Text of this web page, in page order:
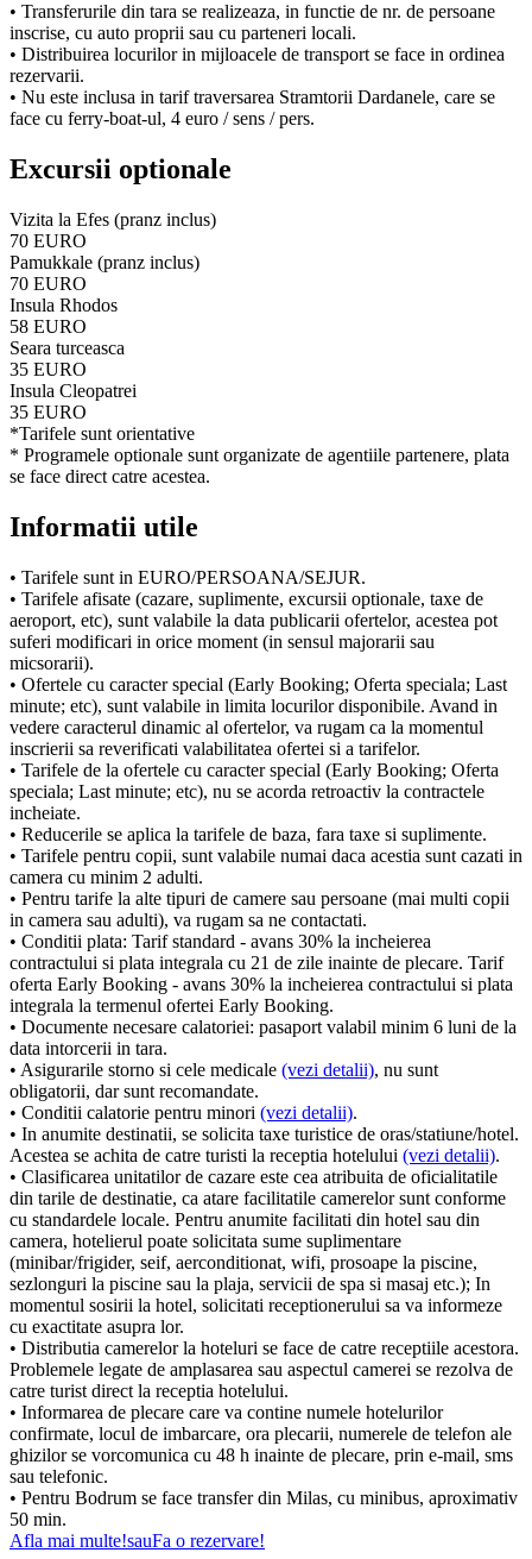
• Transferurile din tara se realizeaza, in functie de nr. de persoane
inscrise, cu auto proprii sau cu parteneri locali.
• Distribuirea locurilor in mijloacele de transport se face in ordinea
rezervarii.
• Nu este inclusa in tarif traversarea Stramtorii Dardanele, care se
face cu ferry-boat-ul, 4 euro / sens / pers.
Excursii optionale
Vizita la Efes (pranz inclus)
70 EURO
Pamukkale (pranz inclus)
70 EURO
Insula Rhodos
58 EURO
Seara turceasca
35 EURO
Insula Cleopatrei
35 EURO
*Tarifele sunt orientative
* Programele optionale sunt organizate de agentiile partenere, plata
se face direct catre acestea.
Informatii utile
• Tarifele sunt in EURO/PERSOANA/SEJUR.
• Tarifele afisate (cazare, suplimente, excursii optionale, taxe de
aeroport, etc), sunt valabile la data publicarii ofertelor, acestea pot
suferi modificari in orice moment (in sensul majorarii sau
micsorarii).
• Ofertele cu caracter special (Early Booking; Oferta speciala; Last
minute; etc), sunt valabile in limita locurilor disponibile. Avand in
vedere caracterul dinamic al ofertelor, va rugam ca la momentul
inscrierii sa reverificati valabilitatea ofertei si a tarifelor.
• Tarifele de la ofertele cu caracter special (Early Booking; Oferta
speciala; Last minute; etc), nu se acorda retroactiv la contractele
incheiate.
• Reducerile se aplica la tarifele de baza, fara taxe si suplimente.
• Tarifele pentru copii, sunt valabile numai daca acestia sunt cazati in
camera cu minim 2 adulti.
• Pentru tarife la alte tipuri de camere sau persoane (mai multi copii
in camera sau adulti), va rugam sa ne contactati.
• Conditii plata: Tarif standard - avans 30% la incheierea
contractului si plata integrala cu 21 de zile inainte de plecare. Tarif
oferta Early Booking - avans 30% la incheierea contractului si plata
integrala la termenul ofertei Early Booking.
• Documente necesare calatoriei: pasaport valabil minim 6 luni de la
data intorcerii in tara.
• Asigurarile storno si cele medicale (vezi detalii), nu sunt
obligatorii, dar sunt recomandate.
• Conditii calatorie pentru minori (vezi detalii).
• In anumite destinatii, se solicita taxe turistice de oras/statiune/hotel.
Acestea se achita de catre turisti la receptia hotelului (vezi detalii).
• Clasificarea unitatilor de cazare este cea atribuita de oficialitatile
din tarile de destinatie, ca atare facilitatile camerelor sunt conforme
cu standardele locale. Pentru anumite facilitati din hotel sau din
camera, hotelierul poate solicitata sume suplimentare
(minibar/frigider, seif, aerconditionat, wifi, prosoape la piscine,
sezlonguri la piscine sau la plaja, servicii de spa si masaj etc.); In
momentul sosirii la hotel, solicitati receptionerului sa va informeze
cu exactitate asupra lor.
• Distributia camerelor la hoteluri se face de catre receptiile acestora.
Problemele legate de amplasarea sau aspectul camerei se rezolva de
catre turist direct la receptia hotelului.
• Informarea de plecare care va contine numele hotelurilor
confirmate, locul de imbarcare, ora plecarii, numerele de telefon ale
ghizilor se vorcomunica cu 48 h inainte de plecare, prin e-mail, sms
sau telefonic.
• Pentru Bodrum se face transfer din Milas, cu minibus, aproximativ
50 min.
Afla mai multe!sauFa o rezervare!